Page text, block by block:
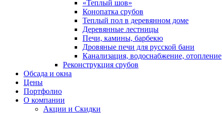
«Теплый шов»
Конопатка срубов
Теплый пол в деревянном доме
Деревянные лестницы
Печи, камины, барбекю
Дровяные печи для русской бани
Канализация, водоснабжение, отопление
Реконструкция срубов
Обсада и окна
Цены
Портфолио
О компании
Акции и Скидки